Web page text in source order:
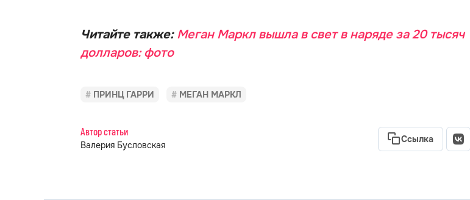
Читайте также: Меган Маркл вышла в свет в наряде за 20 тысяч
долларов: фото
ПРИНЦ ГАРРИ МЕГАН МАРКЛ
Автор статьи
Валерия Бусловская
Ссылка